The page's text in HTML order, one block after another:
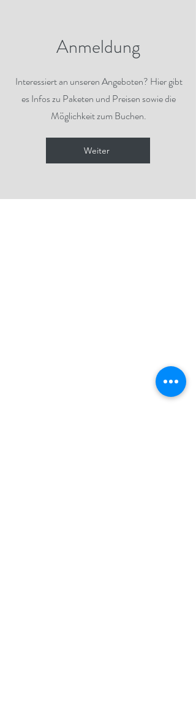
Anmeldung
Interessiert an unseren Angeboten? Hier gibt
es Infos zu Paketen und Preisen sowie die
Möglichkeit zum Buchen.
Weiter